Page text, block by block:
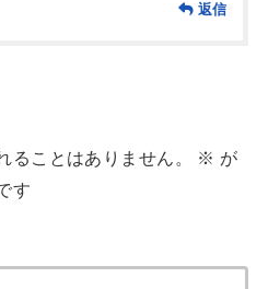
返信
ることはありません。 ※ が
す